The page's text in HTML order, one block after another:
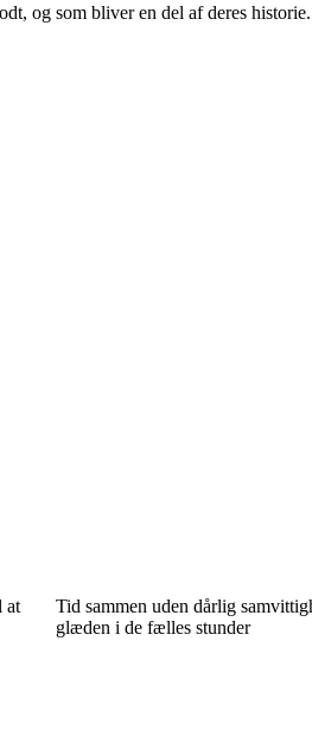
og som bliver en del af deres
at
Tid sammen uden dårlig
glæden i de fælles stunder